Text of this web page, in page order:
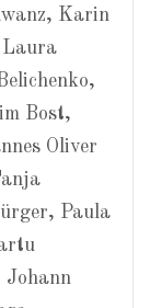
Karin
Laura
Bost,
Oliver
Paula
Johann